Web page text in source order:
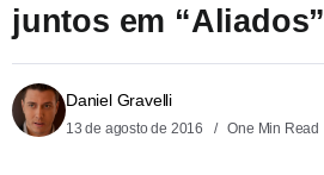
juntos em “Aliados”
Daniel Gravelli
13 de agosto de 2016 One Min Read